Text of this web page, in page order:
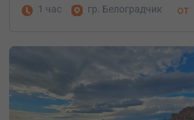
1 час гр. Белоградчик от